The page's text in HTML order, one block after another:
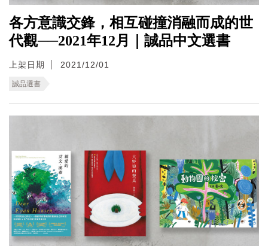
各方意識交鋒，相互碰撞消融而成的世
代觀──2021年12月｜誠品中文選書
上架日期 2021/12/01
誠品選書